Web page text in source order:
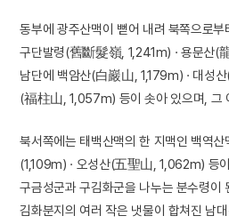
동부에 광주산맥이 뻗어 내려 북쪽으로
구단발령(舊斷髮嶺, 1,241m) · 용문산(
남단에 백암산(白巖山, 1,179m) · 대성
(福柱山, 1,057m) 등이 솟아 있으며, 그
북서쪽에는 태백산맥의 한 지맥인 백역
(1,109m) · 오성산(五聖山, 1,062m) 등
구금성군과 구김화군을 나누는 분수령이
김화분지의 여러 작은 냇물이 합쳐진 남